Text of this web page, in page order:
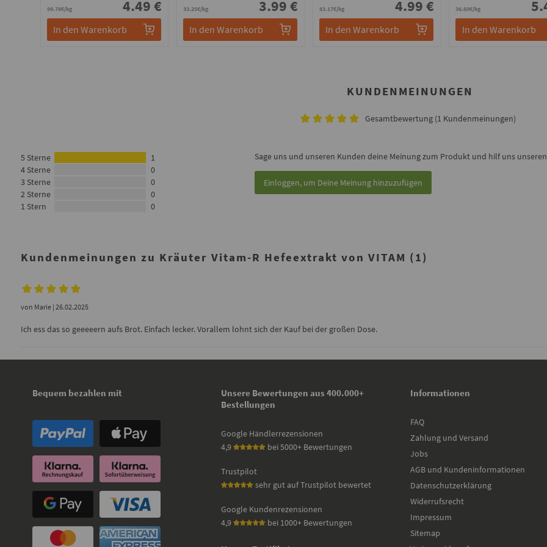
99.78€/kg 4.49 €
In den Warenkorb
33.25€/kg 3.99 €
In den Warenkorb
83.17€/kg 4.99 €
In den Warenkorb
36.60€/kg
In den Warenkorb
KUNDENMEINUNGEN
Gesamtbewertung (1 Kundenmeinungen)
5 Sterne
1
4 Sterne
0
3 Sterne
0
2 Sterne
0
1 Stern
0
Sage uns und unseren Kunden deine Meinung zum Produkt und hilf uns
Einloggen, um Deine Meinung hinzuzufügen
Kundenmeinungen zu Kräuter Vitam-R Hefeextrakt von VITAM (1)
von Marie| 26.02.2025
Ich ess das so geeeeern aufs Brot. Einfach lecker. Vorallem lohnt sich der Kauf bei der großen Dose.
Bequem bezahlen mit
Unsere Bewertungen aus 400.000+
Bestellungen
Google Händlerrezensionen
4,9
bei 5000+ Bewertungen
Trustpilot
sehr gut auf Trustpilot bewertet
Google Kundenrezensionen
4,9
bei 1000+ Bewertungen
Informationen
FAQ
Zahlung und Versand
Jobs
AGB und Kundeninformationen
Datenschutzerklärung
Widerrufsrecht
Impressum
Sitemap